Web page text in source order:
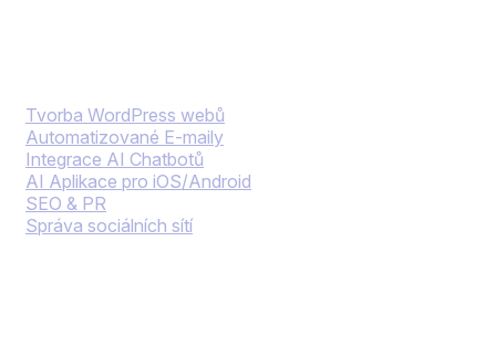
Tvorba WordPress webů
Automatizované E-maily
Integrace AI Chatbotů
AI Aplikace pro iOS/Android
SEO & PR
Správa sociálních sítí